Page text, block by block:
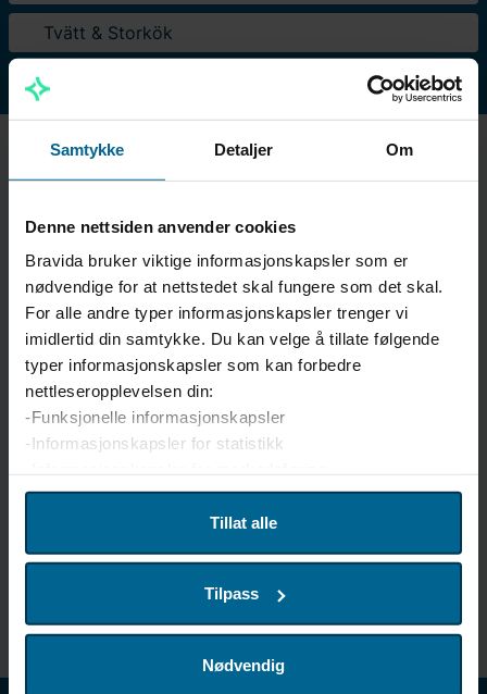
Samtykke Detaljer Om
Denne nettsiden anvender cookies
Bravida bruker viktige informasjonskapsler som er
nødvendige for at nettstedet skal fungere som det skal.
For alle andre typer informasjonskapsler trenger vi
imidlertid din samtykke. Du kan velge å tillate følgende
typer informasjonskapsler som kan forbedre
nettleseropplevelsen din:
-Funksjonelle informasjonskapsler
-Informasjonskapsler for statistikk
Vi bruker enhetsidentifikatorer til å tilpasse innhold og
annonser for brukerne, tilby funksjoner for sosiale medier
informasjonen med våre partnere innen sosiale medier,
annonsering og analyse. Partnerne våre kan kombinere
eller som de har samlet inn fra din bruk av deres
Tillat alle
Tilpass
Nødvendig
Tvätt & Storkök
Kontakt
Box 3154
350 43 Växjö
BESÖKSADRESS
Idavägen 1
TELEFON
0470-377 00
E-POST
HITTA HIT